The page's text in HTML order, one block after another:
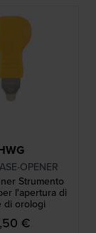
OPENER
Strumento
l'apertura di
di orologi
€